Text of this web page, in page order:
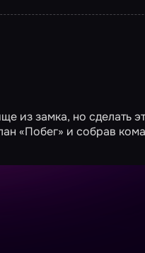
из замка, но сделать
«Побег» и собрав